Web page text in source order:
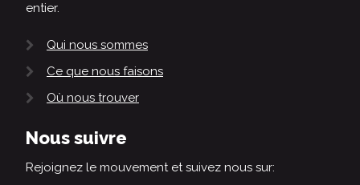
entier.
Qui nous sommes
Ce que nous faisons
Où nous trouver
Nous suivre
Rejoignez le mouvement et suivez nous sur: